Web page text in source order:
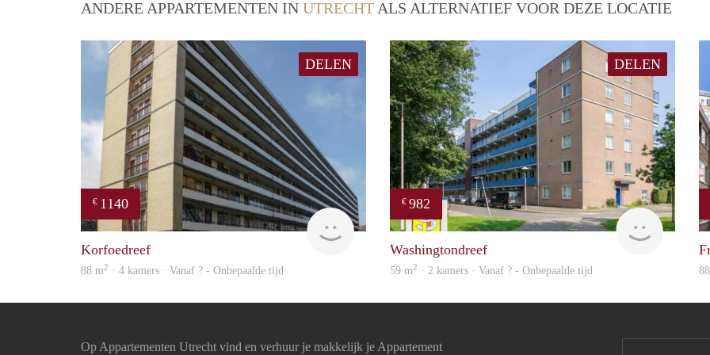
ANDERE APPARTEMENTEN IN UTRECHT ALS ALTERNATIEF VOOR DEZE LOCATIE
DELEN
€ 1140
rent
Korfoedreef
88 m2 · 4 kamers · Vanaf ? - Onbepaalde tijd
DELEN
€ 982
Woning
Washingtondreef
59 m2 · 2 kamers · Vanaf ? - Onbepaalde tijd
Op Appartementen Utrecht vind en verhuur je makkelijk je Appartement